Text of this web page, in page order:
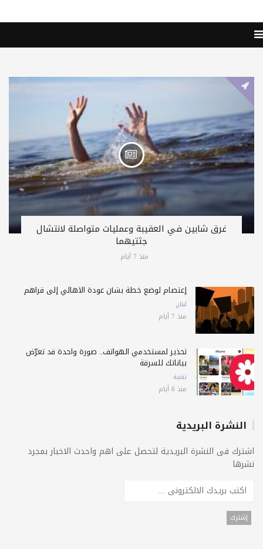
غرق شابين في العقيبة وعمليات متواصلة لانتشال
جثتيهما
منذ 7 أيام
إعتصام لوضع خطة بشأن عودة الأهالي إلى قراهم
لبنان
منذ 7 أيام
تحذير لمستخدمي الهواتف.. صورة واحدة قد تعرّض
بياناتك للسرقة
تقنية
منذ 6 أيام
النشرة البريدية
اشترك فى النشرة البريدية لتحصل على اهم واحدث الاخبار بمجرد
نشرها